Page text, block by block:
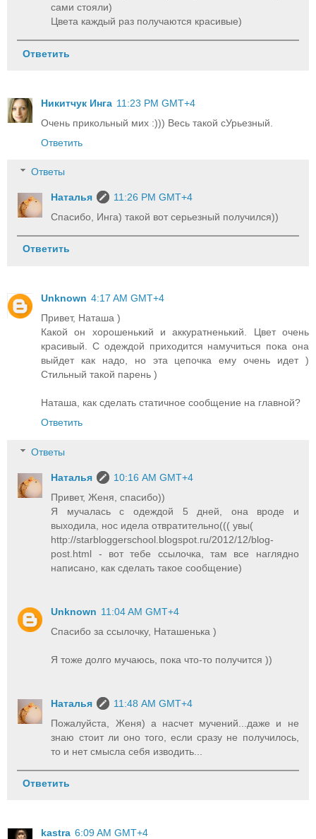
сами стояли)
Цвета каждый раз получаются красивые)
Ответить
Никитчук Инга 11:23 PM GMT+4
Очень прикольный мих :))) Весь такой сУрьезный.
Ответить
Ответы
Наталья
11:26 PM GMT+4
Спасибо, Инга) такой вот серьезный получился))
Ответить
Unknown 4:17 AM GMT+4
Привет, Наташа )
Какой он хорошенький и аккуратненький. Цвет очень
красивый. С одеждой приходится намучиться пока она
выйдет как надо, но эта цепочка ему очень идет )
Стильный такой парень )
Наташа, как сделать статичное сообщение на главной?
Ответить
Ответы
Наталья
10:16 AM GMT+4
Привет, Женя, спасибо))
Я мучалась с одеждой 5 дней, она вроде и
выходила, нос идела отвратительно((( увы(
http://starbloggerschool.blogspot.ru/2012/12/blog-
post.html - вот тебе ссылочка, там все наглядно
написано, как сделать такое сообщение)
Unknown 11:04 AM GMT+4
Спасибо за ссылочку, Наташенька )
Я тоже долго мучаюсь, пока что-то получится ))
Наталья
11:48 AM GMT+4
Пожалуйста, Женя) а насчет мучений...даже и не
знаю стоит ли оно того, если сразу не получилось,
то и нет смысла себя изводить...
Ответить
kastra 6:09 AM GMT+4